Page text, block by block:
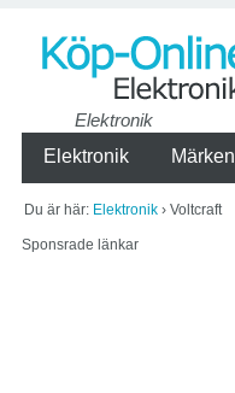
Elektronik
Elektronik
Märken
Du är här: Elektronik › Voltcraft
Sponsrade länkar